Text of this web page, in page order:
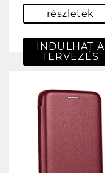
részletek
INDULHAT A
TERVEZÉS